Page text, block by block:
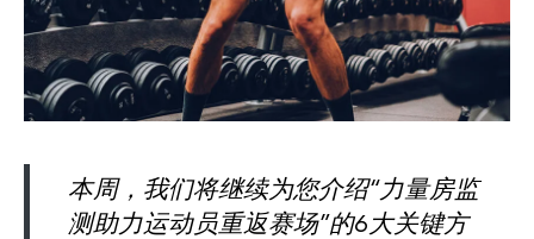
本周，我们将继续为您介绍“力量房监
测助力运动员重返赛场”的6大关键方